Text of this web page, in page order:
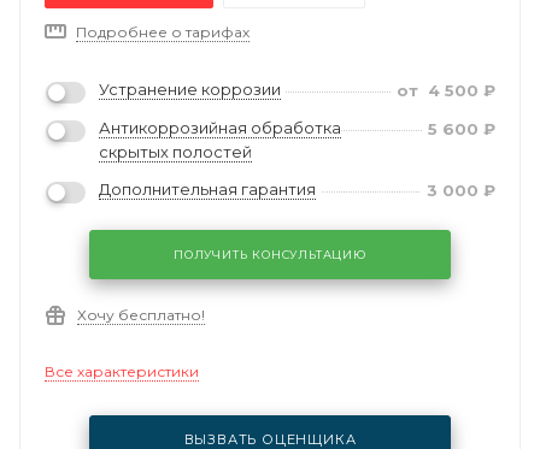
Подробнее о тарифах
Устранение коррозии от 4 500 ₽
Антикоррозийная обработка
скрытых полостей
5 600 ₽
Дополнительная гарантия 3 000 ₽
ПОЛУЧИТЬ КОНСУЛЬТАЦИЮ
Хочу бесплатно!
Все характеристики
ВЫЗВАТЬ ОЦЕНЩИКА